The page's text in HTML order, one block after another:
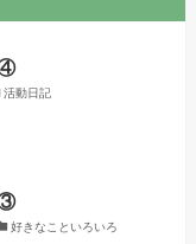
④
活動日記
③
好きなこといろいろ